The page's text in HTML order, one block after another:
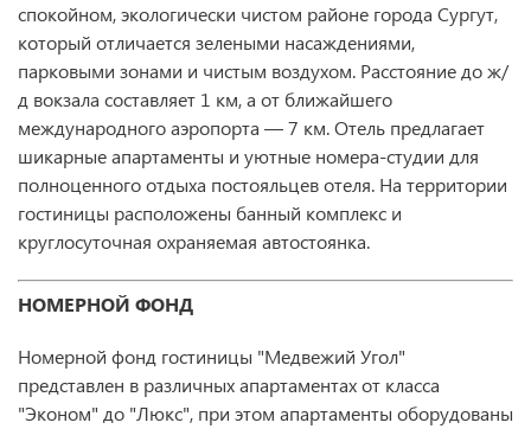
спокойном, экологически чистом районе города Сургут,
который отличается зелеными насаждениями,
парковыми зонами и чистым воздухом. Расстояние до ж/
д вокзала составляет 1 км, а от ближайшего
международного аэропорта — 7 км. Отель предлагает
шикарные апартаменты и уютные номера-студии для
полноценного отдыха постояльцев отеля. На территории
гостиницы расположены банный комплекс и
круглосуточная охраняемая автостоянка.
НОМЕРНОЙ ФОНД
Номерной фонд гостиницы "Медвежий Угол"
представлен в различных апартаментах от класса
"Эконом" до "Люкс", при этом апартаменты оборудованы